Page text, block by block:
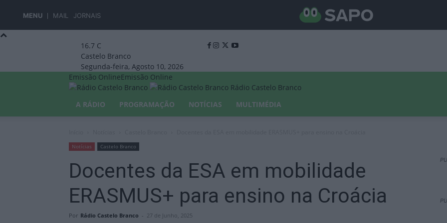
MENU MAIL JORNAIS
16.7 C
Castelo Branco
Segunda-feira, Agosto 10, 2026
Emissão OnlineEmissão Online
Rádio Castelo Branco
A RÁDIO
PROGRAMAÇÃO NOTÍCIAS MULTIMÉDIA
Notícias Castelo Branco
Docentes da ESA em mobilidade
ERASMUS+ para ensino na Croácia
Por Rádio Castelo Branco - 27 de Junho, 2025